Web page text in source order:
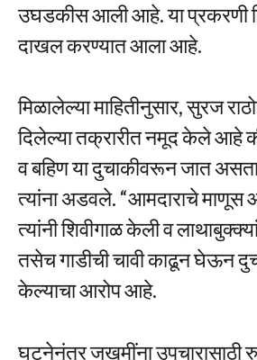
उघडकीस आली आहे. या प्रकरणी
दाखल करण्यात आला आहे.
मिळालेल्या माहितीनुसार, सुरज
दिलेल्या तक्रारीत नमूद केले आहे
व बहिण या दुचाकीवरून जात
त्यांना अडवले. “आमदाराचे माणूस
त्यांनी शिवीगाळ केली व
तसेच गाडीची चावी काढून घेऊन
केल्याचा आरोप आहे.
घटनेनंतर जखमींना उपचारासाठी